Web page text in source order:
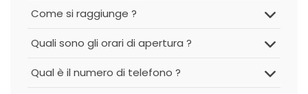
Come si raggiunge ?
Quali sono gli orari di apertura ?
Qual è il numero di telefono ?